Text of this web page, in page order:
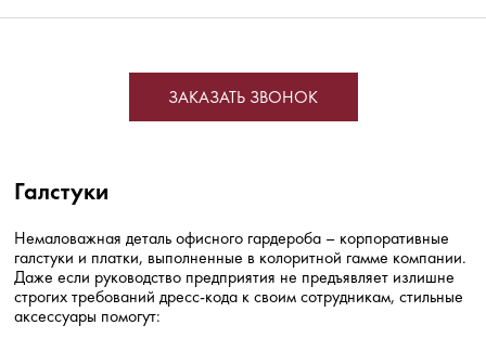
ЗАКАЗАТЬ ЗВОНОК
Галстуки
Немаловажная деталь офисного гардероба – корпоративные
галстуки и платки, выполненные в колоритной гамме компании.
Даже если руководство предприятия не предъявляет излишне
строгих требований дресс-кода к своим сотрудникам, стильные
аксессуары помогут: